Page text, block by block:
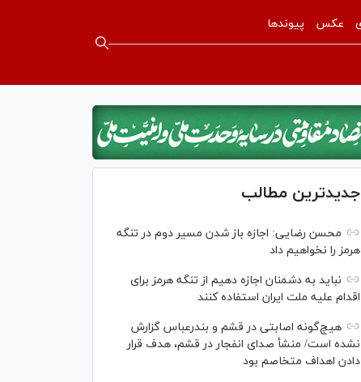
عکس پیوندها
جدیدترین مطالب
محسن رضایی: اجازه باز شدن مسیر دوم در تنگه
هرمز را نخواهیم داد
نباید به دشمنان اجازه دهیم از تنگه هرمز برای
اقدام علیه ملت ایران استفاده کنند
هیچ‌گونه اصابتی در قشم و بندرعباس گزارش
نشده است/ منشأ صدای انفجار در قشم، هدف قرار
دادن اهداف متخاصم بود